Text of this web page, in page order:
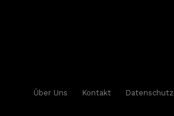
Über Uns Kontakt Datenschutz